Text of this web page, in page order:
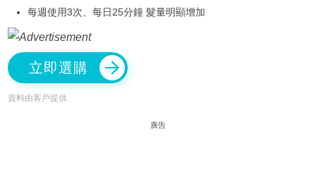
每週使用3次、每日25分鐘 髮量明顯增加
立即選購
資料由客戶提供
廣告